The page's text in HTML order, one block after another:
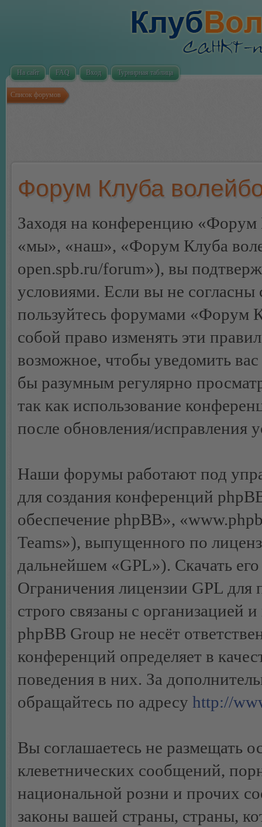
На сайт FAQ Вход Турнирная таблица
Список форумов
Форум Клуба
Заходя на конференцию «Форум
«мы», «наш», «Форум Клуба
open.spb.ru/forum»), вы
условиями. Если вы не согласны
пользуйтесь форумами «Форум
собой право изменять эти
возможное, чтобы уведомить
бы разумным регулярно
так как использование
после обновления/исправления
Наши форумы работают под
для создания конференций
обеспечение phpBB»,
Teams»), выпущенного по
дальнейшем «GPL»). Скачать
Ограничения лицензии GPL для
строго связаны с организацией
phpBB Group не несёт
конференций определяет в
поведения в них. За
обращайтесь по адресу http://
Вы соглашаетесь не размещать
клеветнических сообщений,
национальной розни и прочих
законы вашей страны, страны,